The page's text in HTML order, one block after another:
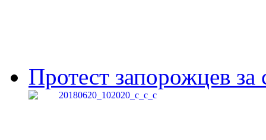
Протест запорожцев за